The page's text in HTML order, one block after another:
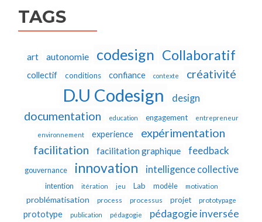
TAGS
art autonomie codesign Collaboratif
collectif conditions confiance contexte créativité
D.U Codesign design
documentation education engagement entrepreneur
environnement experience
expérimentation
facilitation
facilitation graphique feedback
gouvernance innovation intelligence collective
intention itération jeu Lab modèle motivation
problématisation process processus projet prototypage
prototype publication pédagogie pédagogie inversée